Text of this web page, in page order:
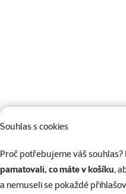
Souhlas s cookies
Proč potřebujeme váš
pamatovali, co máte v košíku,
a nemuseli se pokaždé